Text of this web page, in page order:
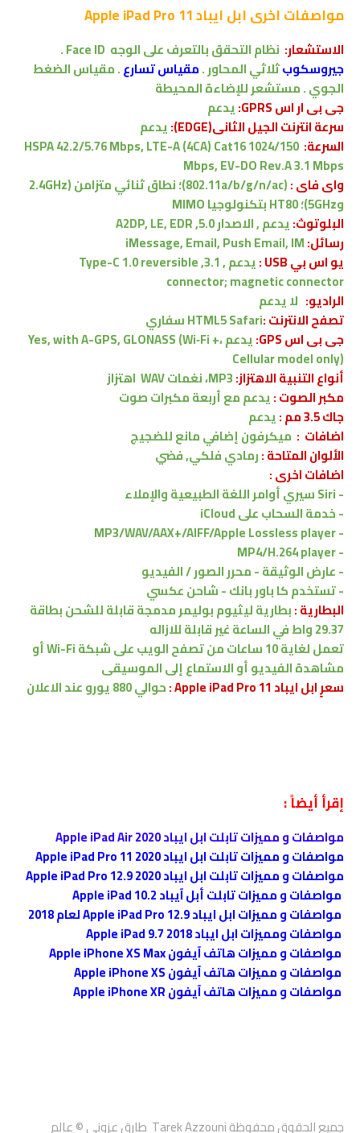
مواصفات اخرىابل ايباد Apple iPad Pro 11
الاستشعار: نظام التحقق بالتعرف على الوجه Face ID .
جيروسكوبثلاثي المحاور .مقياس تسارع. مقياس الضغط
الجوي . مستشعر للإضاءة المحيطة
جى بى ار اس GPRS:
يدعم
سرعة انترنت الجيل الثانى(EDGE):
يدعم
السرعة: HSPA 42.2/5.76 Mbps, LTE-A (4CA) Cat16 1024/150
Mbps, EV-DO Rev.A 3.1 Mbps
واى فاى :
‏(802.11a/b/g/n/ac)؛ نطاق ثنائي متزامن (2.4GHz
و5GHz)؛ HT80 بتكنولوجيا MIMO
البلوتوث:يدعم , الاصدار5.0, A2DP, LE, EDR
رسائل:iMessage, Email, Push Email, IM
يو اس بي USB :
يدعم ,
3.1, Type-C 1.0 reversible
connector; magnetic connector
الراديو: لا يدعم
تصفح الانترنت :
HTML5Safari سفاري
جى بى اس GPS:
يدعم ،Yes, with A-GPS, GLONASS (Wi‑Fi +
Cellular model only)
أنواع التنبية الاهتزاز:
اهتزاز
مكبر الصوت :يدعممعأربعة مكبرات صوت
جاك 3.5 مم :
يدعم
اضافات : ميكرفون إضافي مانع للضجيج
الألوان المتاحة :رمادي فلكي, فضي
اضافات اخرى :
-
Siriسيري أوامر اللغة الطبيعية والإملاء
-خدمة السحاب على iCloud
-
MP3/WAV/AAX+/AIFF/Apple Lossless player
-
MP4/H.264 player
- عارض الوثيقة - محرر الصور / الفيديو
- تستخدم كا باور بانك - شاحن عكسي
البطارية :بطارية ليثيوم بوليمر مدمجة قابلة للشحن بطاقة
29.37 واط في الساعة غير قابلة للازاله
تعمل لغاية 10 ساعات من تصفح الويب على شبكة Wi-Fi أو
مشاهدة الفيديو أو الاستماع إلى الموسيقى
سعرٍ ابل ايباد Apple iPad Pro 11 :
حوالي 880 يورو عند الاعلان
إقرأ أيضاً :
مواصفات و مميزات تابلت ابل ايباد Apple iPad Air 2020
مواصفات و مميزات تابلت ابل ايباد Apple iPad Pro 11 2020
مواصفات و مميزات تابلت ابل ايباد Apple iPad Pro 12.9 2020
مواصفات و مميزات تابلت أبل آيباد Apple iPad 10.2
مواصفات و مميزات ابل ايباد Apple iPad Pro 12.9 لعام 2018
مواصفات ومميزات ابل ايباد Apple iPad 9.7 2018
مواصفات و مميزات هاتف آيفون Apple iPhone XS Max
مواصفات و مميزات هاتف آيفون Apple iPhone XS
مواصفات و مميزات هاتف آيفون Apple iPhone XR
جميع الحقوق محفوظةTarek Azzouni طارق عزوني
© عالم